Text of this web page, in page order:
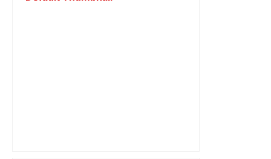
commun. Leur but : comprendre les